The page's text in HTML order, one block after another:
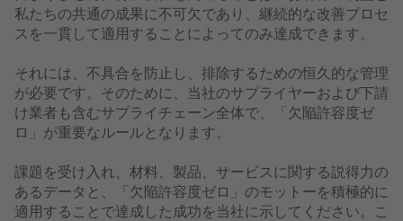
私たちの共通の成果に不可欠であり、継続的な改善プロセ
スを一貫して適用することによってのみ達成できます。
それには、不具合を防止し、排除するための恒久的な管理
が必要です。そのために、当社のサプライヤーおよび下請
け業者も含むサプライチェーン全体で、「欠陥許容度ゼ
ロ」が重要なルールとなります。
課題を受け入れ、材料、製品、サービスに関する説得力の
あるデータと、「欠陥許容度ゼロ」のモットーを積極的に
適用することで達成した成功を当社に示してください。こ